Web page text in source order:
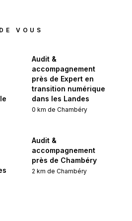
VOUS
Audit &
accompagnement
près de Expert en
transition numérique
dans les Landes
0 km de Chambéry
Audit &
accompagnement
près de Chambéry
2 km de Chambéry